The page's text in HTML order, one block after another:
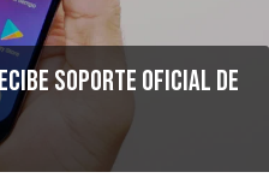
soporte oficial de